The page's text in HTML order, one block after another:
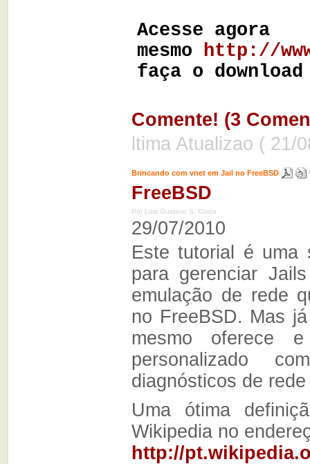
Acesse agora
mesmo http://
faça o
Comente! (3
ltima Atualizao ( 21/
Brincando com vnet em Jail no FreeBSD
FreeBSD
Por Luiz Gustavo S. Costa
29/07/2010
Este tutorial é uma
para gerenciar
emulação de rede
no FreeBSD. Mas
mesmo oferece
personalizado
diagnósticos de
Uma ótima
Wikipedia no
http://